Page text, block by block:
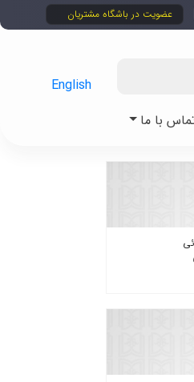
عضویت در باشگاه مشتریان
با ما
English